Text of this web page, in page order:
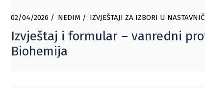
02/04/2026 NEDIM IZVJEŠTAJI ZA IZBORI U
Izvještaj i formular – vanredni
Biohemija